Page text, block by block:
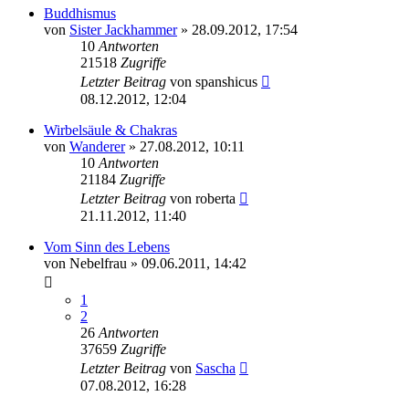
Buddhismus
von Sister Jackhammer» 28.09.2012, 17:54
10 Antworten
21518 Zugriffe
Letzter Beitrag von spanshicus
08.12.2012, 12:04
Wirbelsäule & Chakras
von Wanderer» 27.08.2012, 10:11
10 Antworten
21184 Zugriffe
Letzter Beitrag von roberta
21.11.2012, 11:40
Vom Sinn des Lebens
von Nebelfrau » 09.06.2011, 14:42
1
2
26 Antworten
37659 Zugriffe
Letzter Beitrag von Sascha
07.08.2012, 16:28